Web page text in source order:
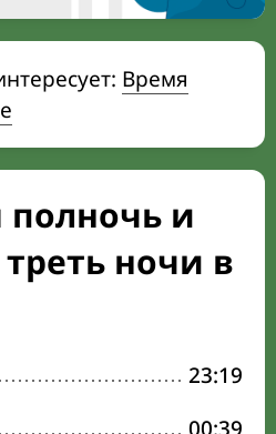
Время
полночь и
ночи в
23:19